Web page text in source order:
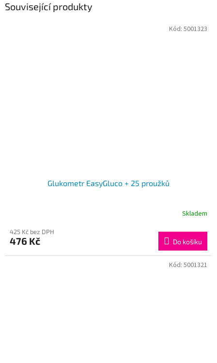
Související produkty
Glukometr EasyGluco + 25 proužků
Skladem
425 Kč bez DPH
476 Kč Do košíku
Kód: 5001323
Kód: 5001321